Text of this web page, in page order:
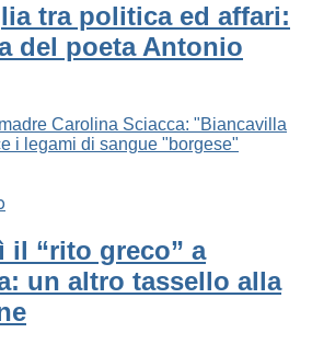
tra politica ed affari:
del poeta Antonio
madre Carolina Sciacca: "Biancavilla
i legami di sangue "borgese"
il “rito greco” a
un altro tassello alla